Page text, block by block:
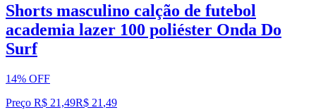
Shorts masculino calção de futebol
academia lazer 100 poliéster Onda Do
Surf
14% OFF
Preço R$ 21,49R$ 21 ,49